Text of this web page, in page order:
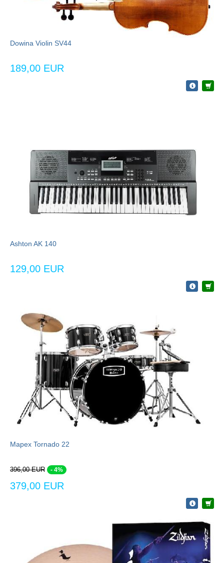
Dowina Violin SV44
189,00 EUR
Ashton AK 140
129,00 EUR
Mapex Tornado 22
396,00 EUR - 4%
379,00 EUR